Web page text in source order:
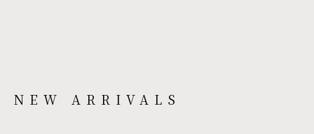
NEW ARRIVALS